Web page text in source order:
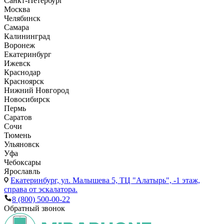
Москва
Челябинск
Самара
Калининград
Воронеж
Екатеринбург
Ижевск
Краснодар
Красноярск
Нижний Новгород
Новосибирск
Пермь
Саратов
Сочи
Тюмень
Ульяновск
Уфа
Чебоксары
Ярославль
Екатеринбург, ул. Малышева 5, ТЦ "Алатырь", -1 этаж,
справа от эскалатора.
8 (800) 500-00-22
Обратный звонок